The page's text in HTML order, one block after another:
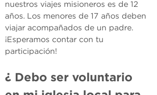
nuestros viajes misioneros es de 12
años. Los menores de 17 años deben
viajar acompañados de un padre.
¡Esperamos contar con tu
participación!
¿ Debo ser voluntario